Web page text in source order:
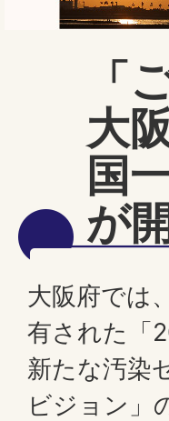
「
大
国
が
大阪府では
有された「
新たな汚染
ビジョン」